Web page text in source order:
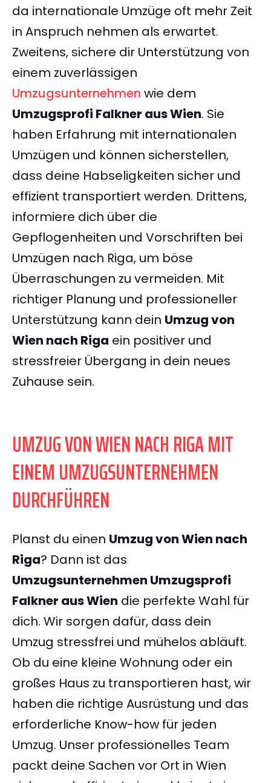
da internationale Umzüge oft mehr Zeit
in Anspruch nehmen als erwartet.
Zweitens, sichere dir Unterstützung von
einem zuverlässigen
Umzugsunternehmen wie dem
Umzugsprofi Falkner aus Wien. Sie
haben Erfahrung mit internationalen
Umzügen und können sicherstellen,
dass deine Habseligkeiten sicher und
effizient transportiert werden. Drittens,
informiere dich über die
Gepflogenheiten und Vorschriften bei
Umzügen nach Riga, um böse
Überraschungen zu vermeiden. Mit
richtiger Planung und professioneller
Unterstützung kann dein Umzug von
Wien nach Riga ein positiver und
stressfreier Übergang in dein neues
Zuhause sein.
UMZUG VON WIEN NACH RIGA MIT
EINEM UMZUGSUNTERNEHMEN
DURCHFÜHREN
Planst du einen Umzug von Wien nach
Riga? Dann ist das
Umzugsunternehmen Umzugsprofi
Falkner aus Wien die perfekte Wahl für
dich. Wir sorgen dafür, dass dein
Umzug stressfrei und mühelos abläuft.
Ob du eine kleine Wohnung oder ein
großes Haus zu transportieren hast, wir
haben die richtige Ausrüstung und das
erforderliche Know-how für jeden
Umzug. Unser professionelles Team
packt deine Sachen vor Ort in Wien